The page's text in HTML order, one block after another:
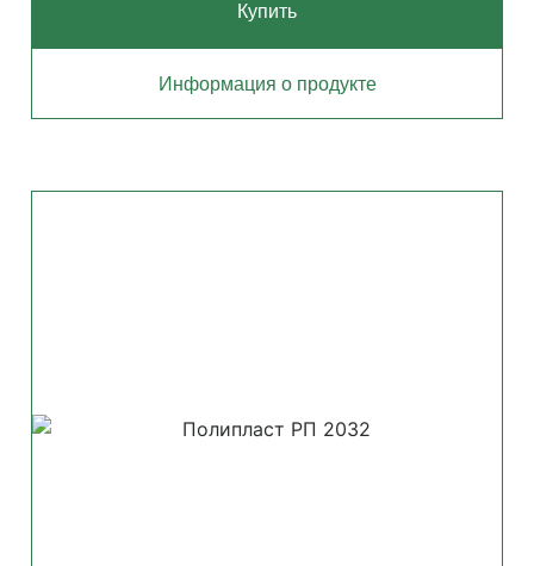
Купить
Информация о продукте